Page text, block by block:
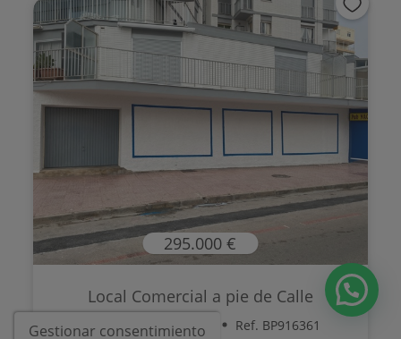
295.000 €
Local Comercial a pie de Calle
Calpe - Segunda Linea Ref. BP916361
Gestionar consentimiento